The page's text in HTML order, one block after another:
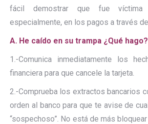
fácil demostrar que fue
especialmente, en los pagos a través
A. He caído en su trampa ¿Qué hago?
1.-Comunica inmediatamente los
financiera para que cancele la tarjeta.
2.-Comprueba los extractos bancarios
orden al banco para que te avise de
“sospechoso”. No está de más